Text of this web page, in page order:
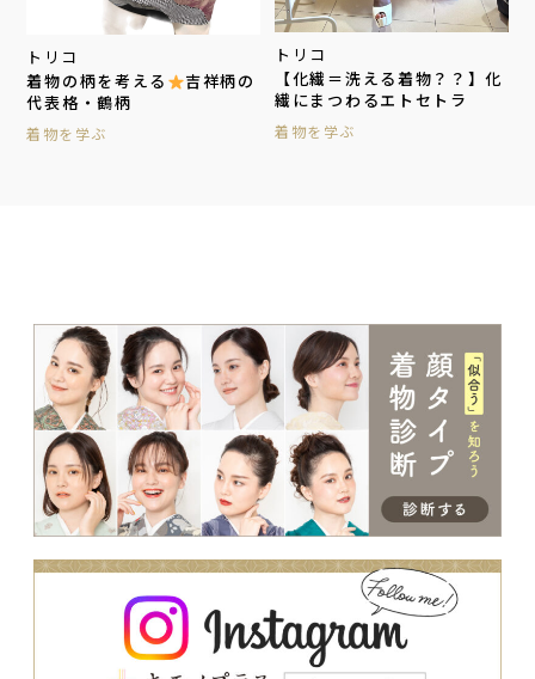
トリコ
着物の柄を考える
吉祥柄の
代表格・鶴柄
着物を学ぶ
トリコ
【化繊＝洗える着物？？】化
繊にまつわるエトセトラ
着物を学ぶ